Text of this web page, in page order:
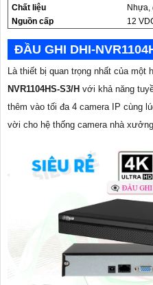
Chất liệu
Nhựa,
Nguồn cấp
12
ĐẦU GHI DHI-
Là thiết bị quan trọng nhất của một
NVR1104HS-S3/H với khả năng
thêm vào tối đa 4 camera IP cùng
vời cho hệ thống camera nhà xưởng